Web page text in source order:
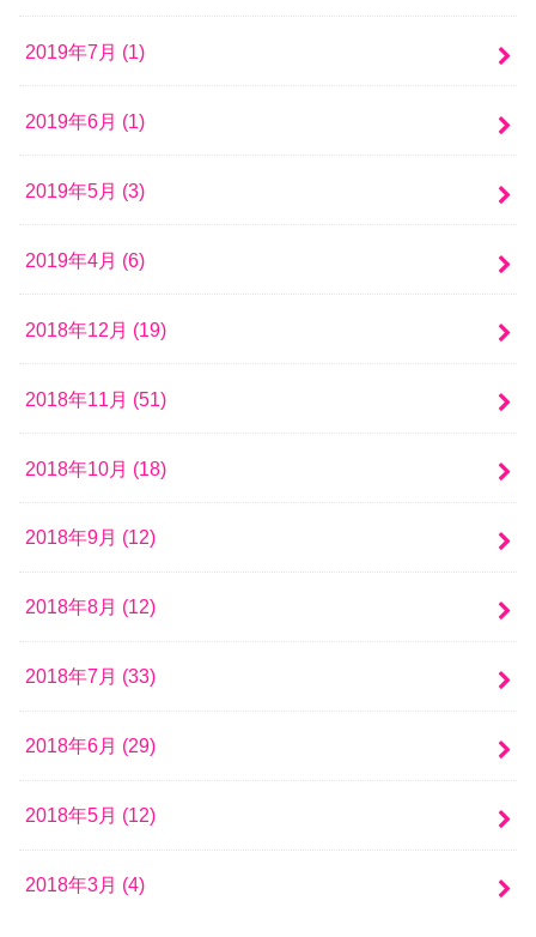
2019年7月 (1)
2019年6月 (1)
2019年5月 (3)
2019年4月 (6)
2018年12月 (19)
2018年11月 (51)
2018年10月 (18)
2018年9月 (12)
2018年8月 (12)
2018年7月 (33)
2018年6月 (29)
2018年5月 (12)
2018年3月 (4)